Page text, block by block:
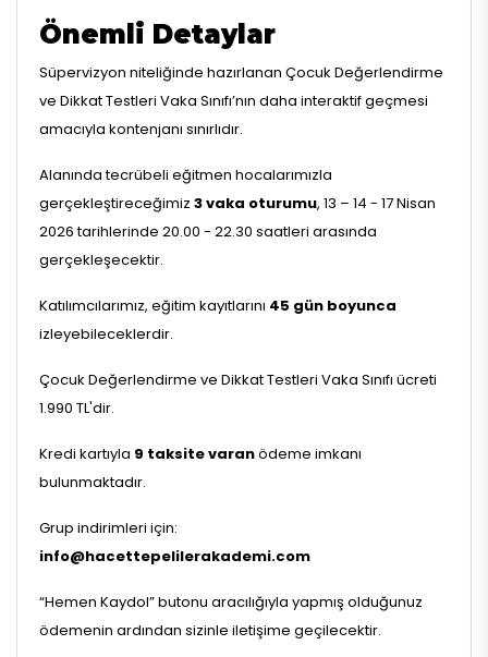
Önemli Detaylar
Süpervizyon niteliğinde hazırlanan Çocuk Değerlendirme
ve Dikkat Testleri Vaka Sınıfı’nın daha interaktif geçmesi
amacıyla kontenjanı sınırlıdır.
Alanında tecrübeli eğitmen hocalarımızla
gerçekleştireceğimiz 3 vaka oturumu, 13 – 14 - 17 Nisan
2026 tarihlerinde 20.00 - 22.30 saatleri arasında
gerçekleşecektir.
Katılımcılarımız, eğitim kayıtlarını 45 gün boyunca
izleyebileceklerdir.
Çocuk Değerlendirme ve Dikkat Testleri Vaka Sınıfı ücreti
1.990 TL'dir.
Kredi kartıyla 9 taksite varanödeme imkanı
bulunmaktadır.
Grup indirimleri için:
info@hacettepelilerakademi.com
“Hemen Kaydol” butonu aracılığıyla yapmış olduğunuz
ödemenin ardından sizinle iletişime geçilecektir.